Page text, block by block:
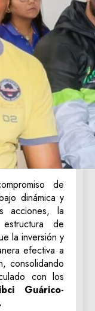
de
dinámica y
acciones, la
de
la inversión y
efectiva a
consolidando
con los
Guárico-